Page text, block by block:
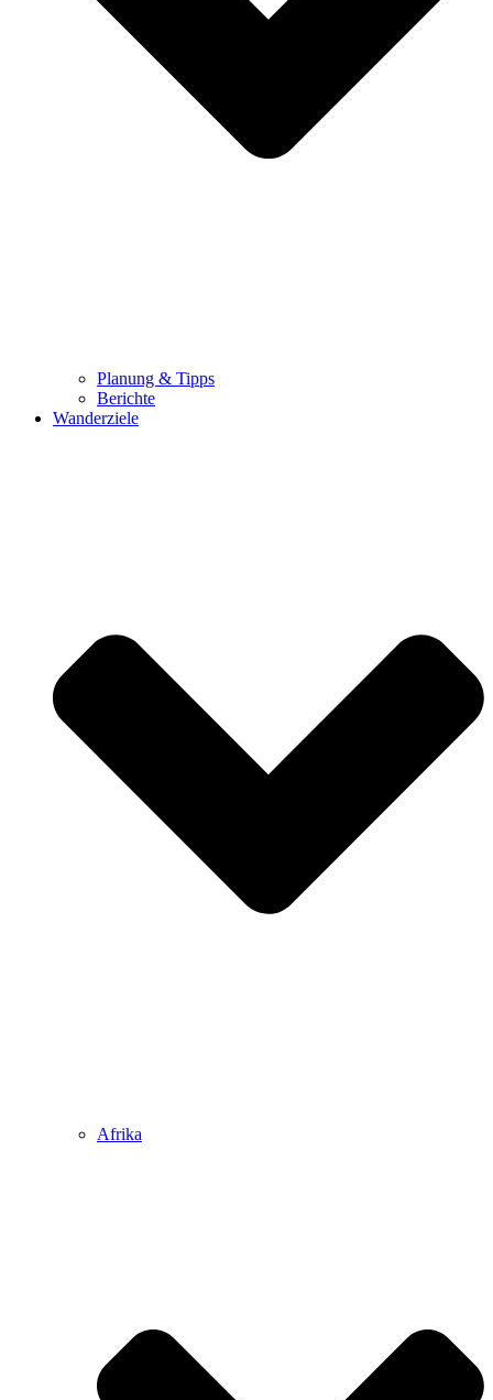
Planung & Tipps
Berichte
Wanderziele
Afrika